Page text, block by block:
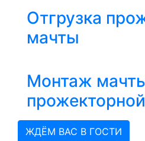
Отгрузка
мачты
Монтаж
прожекторной
ЖДЁМ ВАС В ГОСТИ